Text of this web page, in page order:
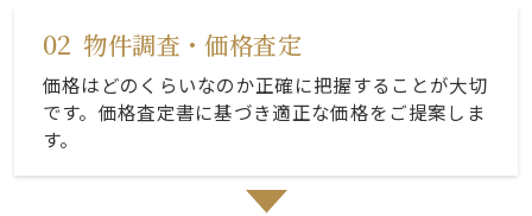
02 物件調査・価格査定
価格はどのくらいなのか正確に把握することが大切
です。価格査定書に基づき適正な価格をご提案しま
す。